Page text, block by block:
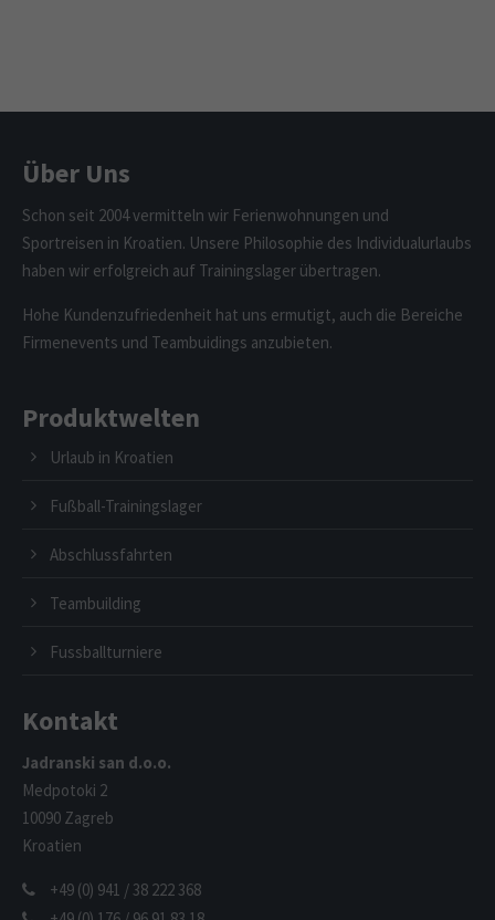
Über Uns
Schon seit 2004 vermitteln wir Ferienwohnungen und
Sportreisen in Kroatien. Unsere Philosophie des Individualurlaubs
haben wir erfolgreich auf Trainingslager übertragen.
Hohe Kundenzufriedenheit hat uns ermutigt, auch die Bereiche
Firmenevents und Teambuidings anzubieten.
Produktwelten
Urlaub in Kroatien
Fußball-Trainingslager
Abschlussfahrten
Teambuilding
Fussballturniere
Kontakt
Jadranski san d.o.o.
Medpotoki 2
10090 Zagreb
Kroatien
+49 (0) 941 / 38 222 368